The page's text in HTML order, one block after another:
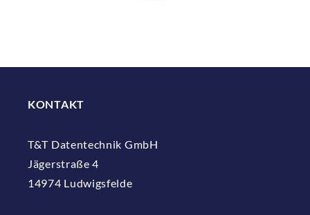
KONTAKT
T&T Datentechnik GmbH
Jägerstraße 4
14974 Ludwigsfelde